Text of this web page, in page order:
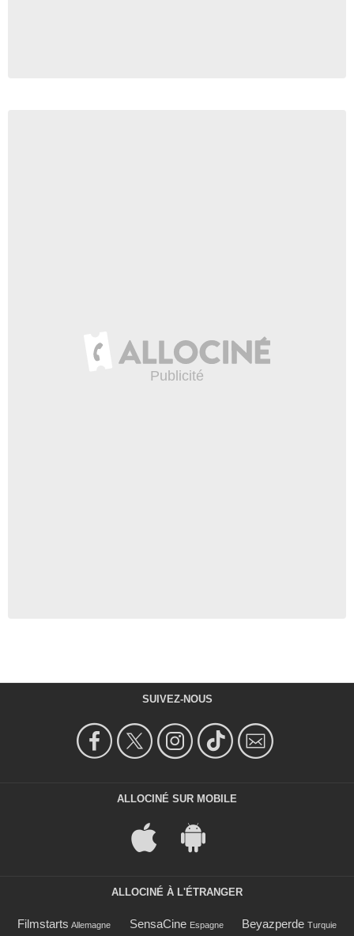
SUIVEZ-NOUS
ALLOCINÉ SUR MOBILE
ALLOCINÉ À L'ÉTRANGER
Filmstarts Allemagne SensaCine Espagne Beyazperde Turquie